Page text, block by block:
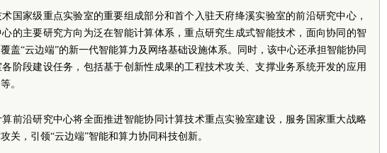
国家级重点实验室的重要组成部分和首个入驻天府绛溪实验室的前沿研究中心，
的主要研究方向为泛在智能计算体系，重点研究生成式智能技术，面向协同的智
盖“云边端”的新一代智能算力及网络基础设施体系。同时，该中心还承担智能协同
阶段建设任务，包括基于创新性成果的工程技术攻关、支撑业务系统开发的应用
。
前沿研究中心将全面推进智能协同计算技术重点实验室建设，服务国家重大战略
关，引领“云边端”智能和算力协同科技创新。